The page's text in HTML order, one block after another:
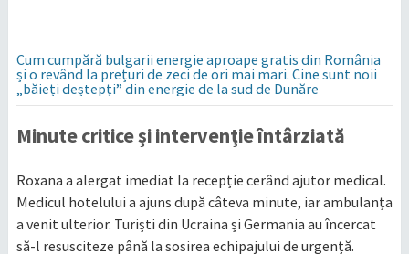
Cum cumpără bulgarii energie aproape gratis din România
și o revând la prețuri de zeci de ori mai mari. Cine sunt noii
„băieți deștepți” din energie de la sud de Dunăre
Minute critice și intervenție întârziată
Roxana a alergat imediat la recepție cerând ajutor medical.
Medicul hotelului a ajuns după câteva minute, iar ambulanța
a venit ulterior. Turiști din Ucraina și Germania au încercat
să-l resusciteze până la sosirea echipajului de urgență.